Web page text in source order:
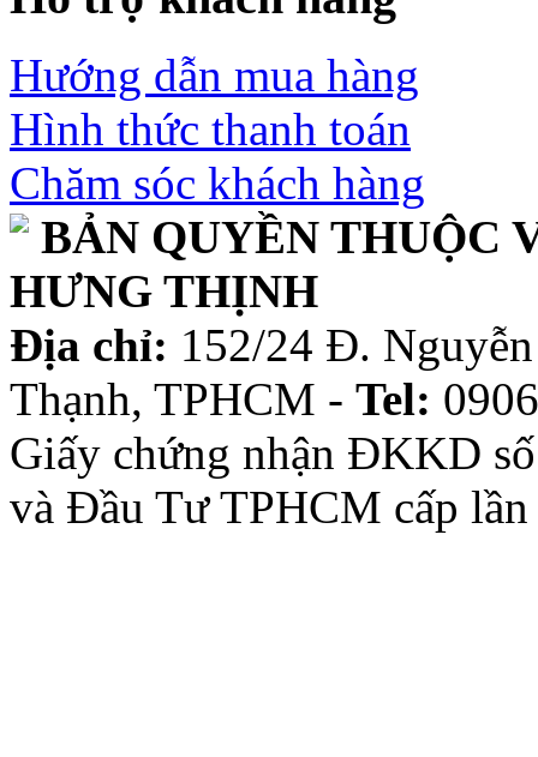
Hướng dẫn mua hàng
Hình thức thanh toán
Chăm sóc khách hàng
BẢN QUYỀN THUỘC
HƯNG THỊNH
Địa chỉ: 152/24 Đ.
Thạnh, TPHCM - Tel:
Giấy chứng nhận ĐKKD
và Đầu Tư TPHCM cấp